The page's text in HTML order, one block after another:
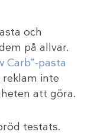
och
på allvar.
Carb”-pasta
inte
att göra.
testats.